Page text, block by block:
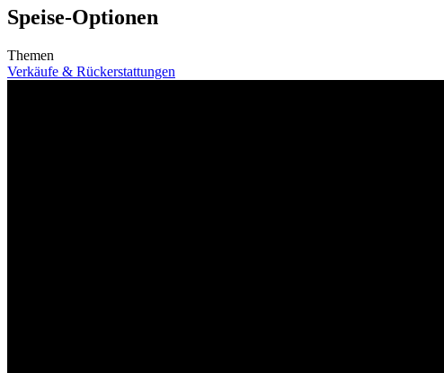
Speise-Optionen
Themen
Verkäufe & Rückerstattungen